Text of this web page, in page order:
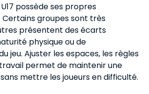
possède ses propres
groupes sont très
présentent des écarts
physique ou de
jeu. Ajuster les espaces, les règles
permet de maintenir une
mettre les joueurs en difficulté.